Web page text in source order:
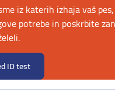
iz katerih izhaja vaš
potrebe in poskrbite
ID test